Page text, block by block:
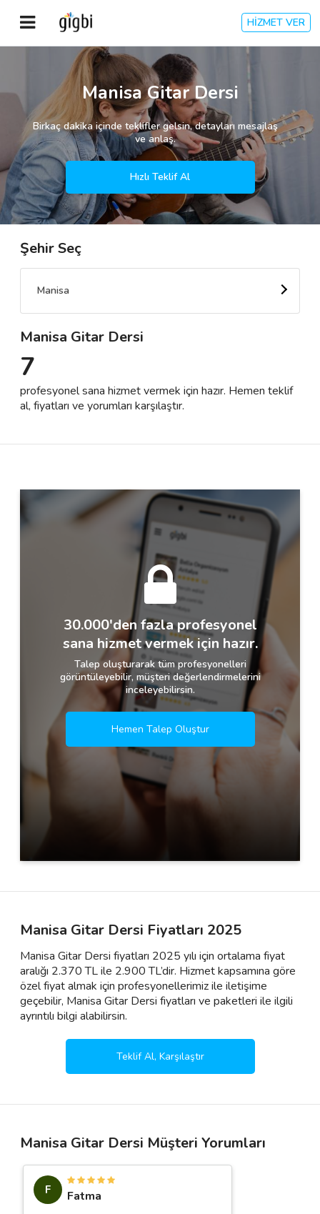
HİZMET VER
Anasayfa
Giriş Yap
Kayıt Ol
Kategoriler
🎈 Biz Kimiz?
🌟 Müşteri Değerlendirmeleri
Destek
İletişim
Manisa Gitar Dersi
Birkaç dakika içinde teklifler gelsin, detayları mesajlaş
ve anlaş.
Hızlı Teklif Al
Şehir Seç
Manisa
Manisa Gitar Dersi
7
profesyonel sana hizmet vermek için hazır. Hemen teklif
al, fiyatları ve yorumları karşılaştır.
30.000'den fazla profesyonel
sana hizmet vermek için hazır.
Talep oluşturarak tüm profesyonelleri
görüntüleyebilir, müşteri değerlendirmelerini
inceleyebilirsin.
Hemen Talep Oluştur
Manisa Gitar Dersi Fiyatları 2025
Manisa Gitar Dersi fiyatları 2025 yılı için ortalama fiyat
aralığı 2.370 TL ile 2.900 TL’dir. Hizmet kapsamına göre
özel fiyat almak için profesyonellerimiz ile iletişime
geçebilir, Manisa Gitar Dersi fiyatları ve paketleri ile ilgili
ayrıntılı bilgi alabilirsin.
Teklif Al, Karşılaştır
Manisa Gitar Dersi Müşteri Yorumları
F
Fatma